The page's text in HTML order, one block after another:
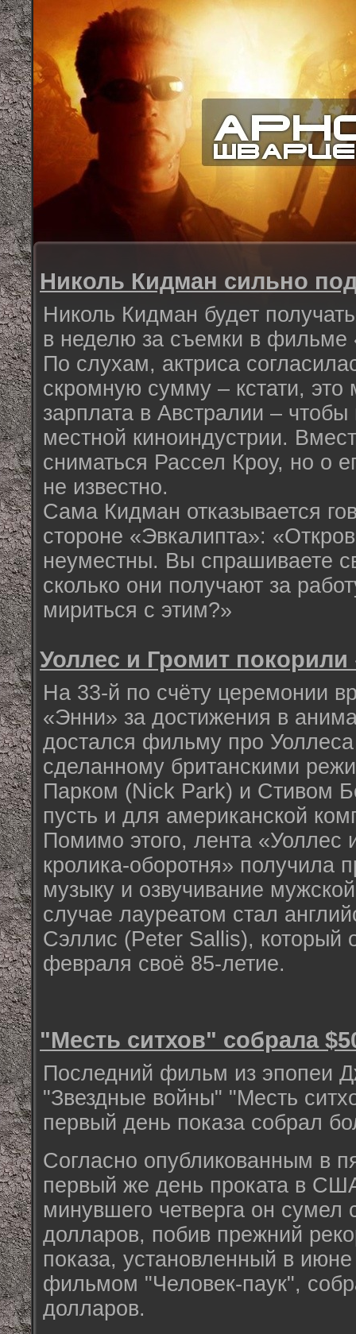
Николь Кидман сильно
Николь Кидман будет
в неделю за съемки в фильме
По слухам, актриса
скромную сумму – кстати,
зарплата в Австралии –
местной киноиндустрии.
сниматься Рассел Кроу, но о
не известно.
Сама Кидман отказывается
стороне «Эвкалипта»:
неуместны. Вы спрашиваете
сколько они получают за
мириться с этим?»
Уоллес и Громит
На 33-й по счёту церемонии
«Энни» за достижения в
достался фильму про
сделанному британскими
Парком (Nick Park) и Стивом
пусть и для американской
Помимо этого, лента «Уоллес
кролика-оборотня» получила
музыку и озвучивание
случае лауреатом стал
Сэллис (Peter Sallis), который
февраля своё 85-летие.
"Месть ситхов" собрала
Последний фильм из эпопеи
"Звездные войны" "Месть
первый день показа собрал
Согласно опубликованным в
первый же день проката в
минувшего четверга он сумел
долларов, побив прежний
показа, установленный в
фильмом "Человек-паук",
долларов.